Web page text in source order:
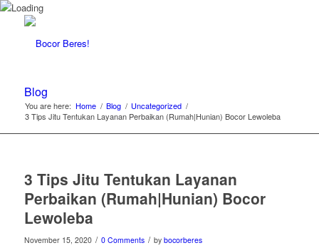
Blog
You are here: Home / Blog / Uncategorized /
3 Tips Jitu Tentukan Layanan Perbaikan (Rumah|Hunian) Bocor Lewoleba
3 Tips Jitu Tentukan Layanan
Perbaikan (Rumah|Hunian) Bocor
Lewoleba
November 15, 2020 / 0 Comments / by bocorberes